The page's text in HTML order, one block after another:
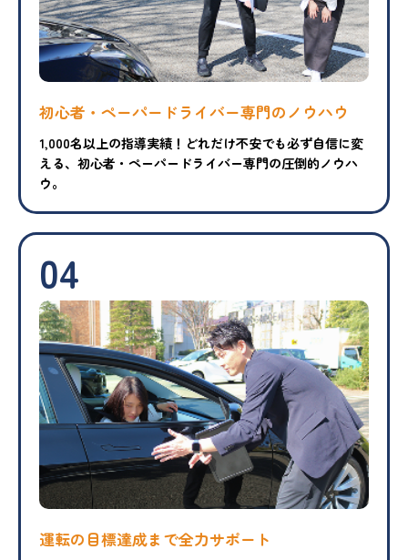
初心者・ペーパードライバー専門のノウハウ
1,000名以上の指導実績！どれだけ不安でも必ず自信に変
える、初心者・ペーパードライバー専門の圧倒的ノウハ
ウ。
04
運転の目標達成まで全力サポート